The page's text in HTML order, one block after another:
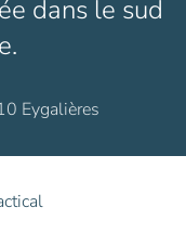
dans le sud
Eygalières